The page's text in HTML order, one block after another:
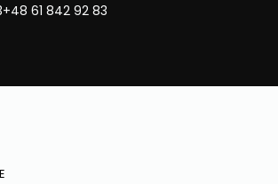
+48 61 842 92 83